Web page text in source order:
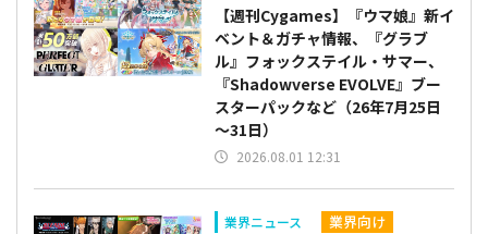
【週刊Cygames】『ウマ娘』新イ
ベント＆ガチャ情報、『グラブ
ル』フォックステイル・サマー、
『Shadowverse EVOLVE』ブー
スターパックなど（26年7月25日
～31日）
2026.08.01 12:31
業界ニュース 業界向け